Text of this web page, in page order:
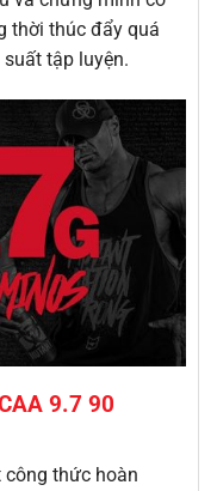
thời thúc đẩy quá
tập luyện.
9.7 90
thức hoàn